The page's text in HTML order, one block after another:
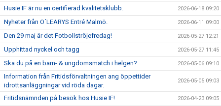
Husie IF är nu en certifierad kvalitetsklubb. 2026-06-18 09:20
Nyheter från O´LEARYS Entré Malmö. 2026-06-11 09:00
Den 29 maj är det Fotbollströjefredag! 2026-05-27 12:21
Upphittad nyckel och tagg 2026-05-27 11:45
Ska du på en barn- & ungdomsmatch i helgen? 2026-05-06 09:10
Information från Fritidsförvaltningen ang öppettider
idrottsanläggningar vid röda dagar.
2026-05-05 09:03
Fritidsnämnden på besök hos Husie IF! 2026-04-23 09:05